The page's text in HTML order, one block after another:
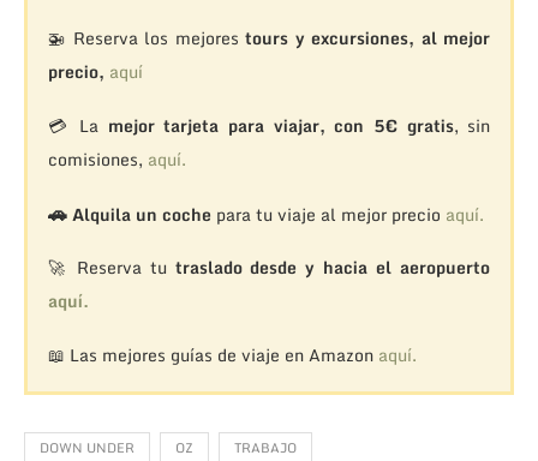
🚁 Reserva los mejorestours y excursiones, al mejor
precio, aquí
💳 La mejor tarjeta para viajar, con 5€ gratis, sin
comisiones, aquí.
🚗Alquila un coche para tu viaje al mejor precio aquí.
🚀 Reserva tu traslado desde y hacia el aeropuerto
aquí.
📖 Las mejores guías de viaje en Amazon aquí.
DOWN UNDER OZ TRABAJO